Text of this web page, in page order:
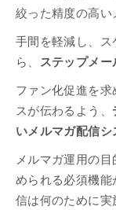
絞った精度の高い
手間を軽減し、ス
ら、
ステップメー
ファン化促進を
スが伝わるよう、
いメルマガ配信シ
メルマガ運用の
められる必須機
信は何のために実